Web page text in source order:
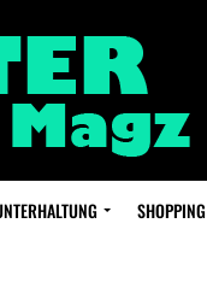
SHOPPING